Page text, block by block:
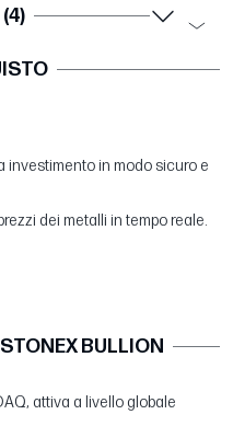
investimento in modo sicuro e
dei metalli in tempo reale.
BULLION
attiva a livello globale